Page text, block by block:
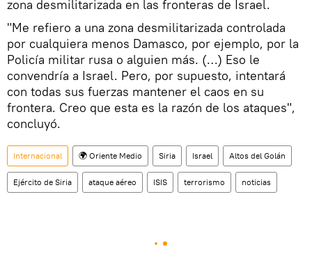
zona desmilitarizada en las fronteras de Israel.
"Me refiero a una zona desmilitarizada controlada
por cualquiera menos Damasco, por ejemplo, por la
Policía militar rusa o alguien más. (…) Eso le
convendría a Israel. Pero, por supuesto, intentará
con todas sus fuerzas mantener el caos en su
frontera. Creo que esta es la razón de los ataques",
concluyó.
Internacional 🌍 Oriente Medio Siria Israel Altos del Golán
Ejército de Siria ataque aéreo ISIS terrorismo noticias